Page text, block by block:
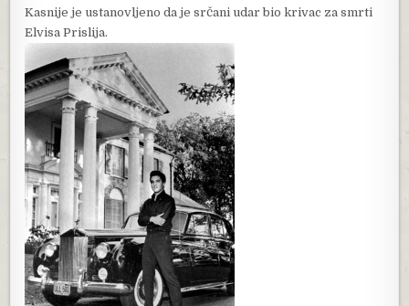
Kasnije je ustanovljeno da je srčani udar bio krivac za smrti
Elvisa Prislija.